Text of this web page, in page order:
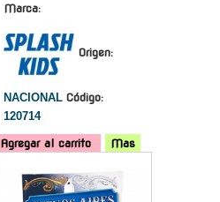
Marca:
Origen:
NACIONAL Código:
120714
Agregar al carrito
Mas